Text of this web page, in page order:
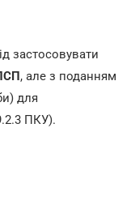
застосовувати
, але з поданням
для
ПКУ).